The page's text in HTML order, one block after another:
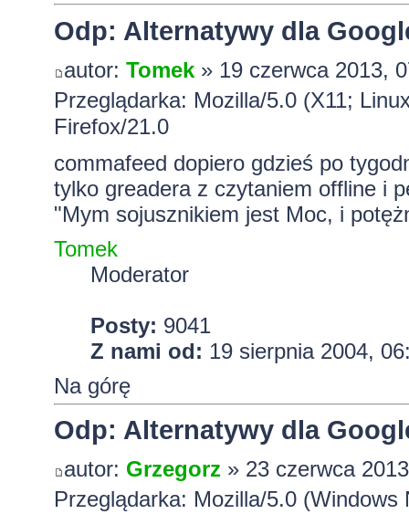
Odp: Alternatywy dla
autor: Tomek» 19 czerwca 2013,
Przeglądarka: Mozilla/5.0 (X11;
Firefox/21.0
commafeed dopiero gdzieś po
tylko greadera z czytaniem offline i
"Mym sojusznikiem jest Moc, i
Tomek
Moderator
Posty: 9041
Z nami od: 19 sierpnia 2004,
Na górę
Odp: Alternatywy dla
autor: Grzegorz» 23 czerwca
Przeglądarka: Mozilla/5.0